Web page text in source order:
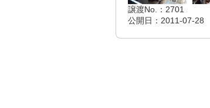
譲渡No.：2701
公開日：2011-07-28